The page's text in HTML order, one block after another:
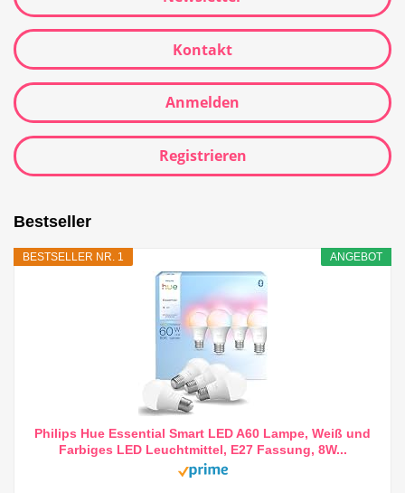
Kontakt
Anmelden
Registrieren
Bestseller
ANGEBOT
BESTSELLER NR. 1
Philips Hue Essential Smart LED A60 Lampe, Weiß und
Farbiges LED Leuchtmittel, E27 Fassung, 8W...